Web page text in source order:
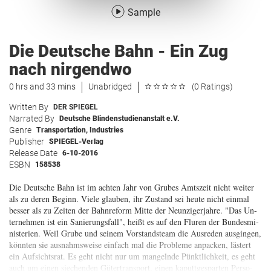
Sample
Die Deutsche Bahn - Ein Zug
nach nirgendwo
0 hrs and 33 mins Unabridged (0 Ratings)
Written By DER SPIEGEL
Narrated By Deutsche Blindenstudienanstalt e.V.
Genre Transportation, Industries
Publisher SPIEGEL-Verlag
Release Date 6-10-2016
ESBN 158538
Die Deut­sche Bahn ist im ach­ten Jahr von Gru­bes Amts­zeit nicht wei­ter
als zu de­ren Be­ginn. Vie­le glau­ben, ihr Zu­stand sei heu­te nicht ein­mal
bes­ser als zu Zei­ten der Bahn­re­form Mit­te der Neun­zi­ger­jah­re. "Das Un­
ter­neh­men ist ein Sa­nie­rungs­fall", heißt es auf den Flu­ren der Bun­des­mi­
nis­te­ri­en. Weil Gru­be und sei­nem Vor­stands­team die Aus­re­den aus­gin­gen,
könn­ten sie aus­nahms­wei­se ein­fach mal die Pro­ble­me an­pa­cken, läs­tert
ein Auf­sichts­rat. Es geht nicht nur um man­geln­de Pünkt­lich­keit, es geht
auch um ei­nen sie­chen­den Gü­ter­trans­port, ei­nen ka­putt­ge­spar­ten Per­so­